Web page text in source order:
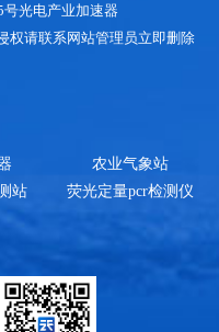
光电产业加速器
权请联系网站管理员立即删除
农业气象站
站
荧光定量pcr检测仪